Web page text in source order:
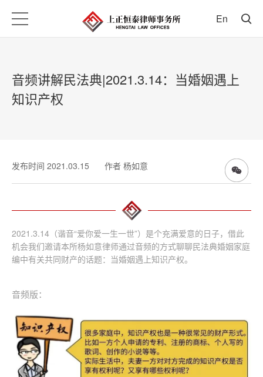
En
音频讲解民法典|2021.3.14：当婚姻遇上
知识产权
发布时间 2021.03.15 作者 杨如意
2021.3.14（谐音“爱你爱一生一世”）是个充满爱意的日子，借此
机会我们邀请本所杨如意律师通过音频的方式聊聊民法典婚姻家庭
编中有关共同财产的话题：当婚姻遇上知识产权。
音频版：